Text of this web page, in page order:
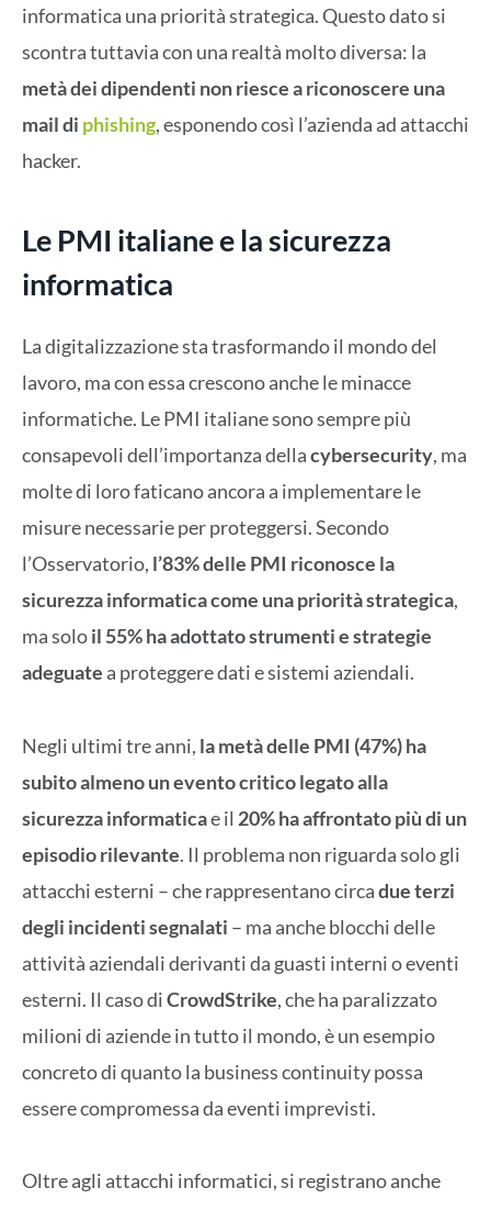
informatica una priorità strategica. Questo dato si
scontra tuttavia con una realtà molto diversa: la
metà dei dipendenti non riesce a riconoscere una
mail di phishing, esponendo così l’azienda ad attacchi
hacker.
Le PMI italiane e la sicurezza
informatica
La digitalizzazione sta trasformando il mondo del
lavoro, ma con essa crescono anche le minacce
informatiche. Le PMI italiane sono sempre più
consapevoli dell’importanza dellacybersecurity, ma
molte di loro faticano ancora a implementare le
misure necessarie per proteggersi. Secondo
l’Osservatorio, l’83% delle PMI riconosce la
sicurezza informatica come una priorità strategica,
ma soloil 55% ha adottato strumenti e strategie
adeguate a proteggere dati e sistemi aziendali.
Negli ultimi tre anni, la metà delle PMI (47%) ha
subito almeno un evento critico legato alla
sicurezza informaticae il 20% ha affrontato più di un
episodio rilevante. Il problema non riguarda solo gli
attacchi esterni – che rappresentano circadue terzi
degli incidenti segnalati – ma anche blocchi delle
attività aziendali derivanti da guasti interni o eventi
esterni. Il caso diCrowdStrike, che ha paralizzato
milioni di aziende in tutto il mondo, è un esempio
concreto di quanto la business continuity possa
essere compromessa da eventi imprevisti.
Oltre agli attacchi informatici, si registrano anche